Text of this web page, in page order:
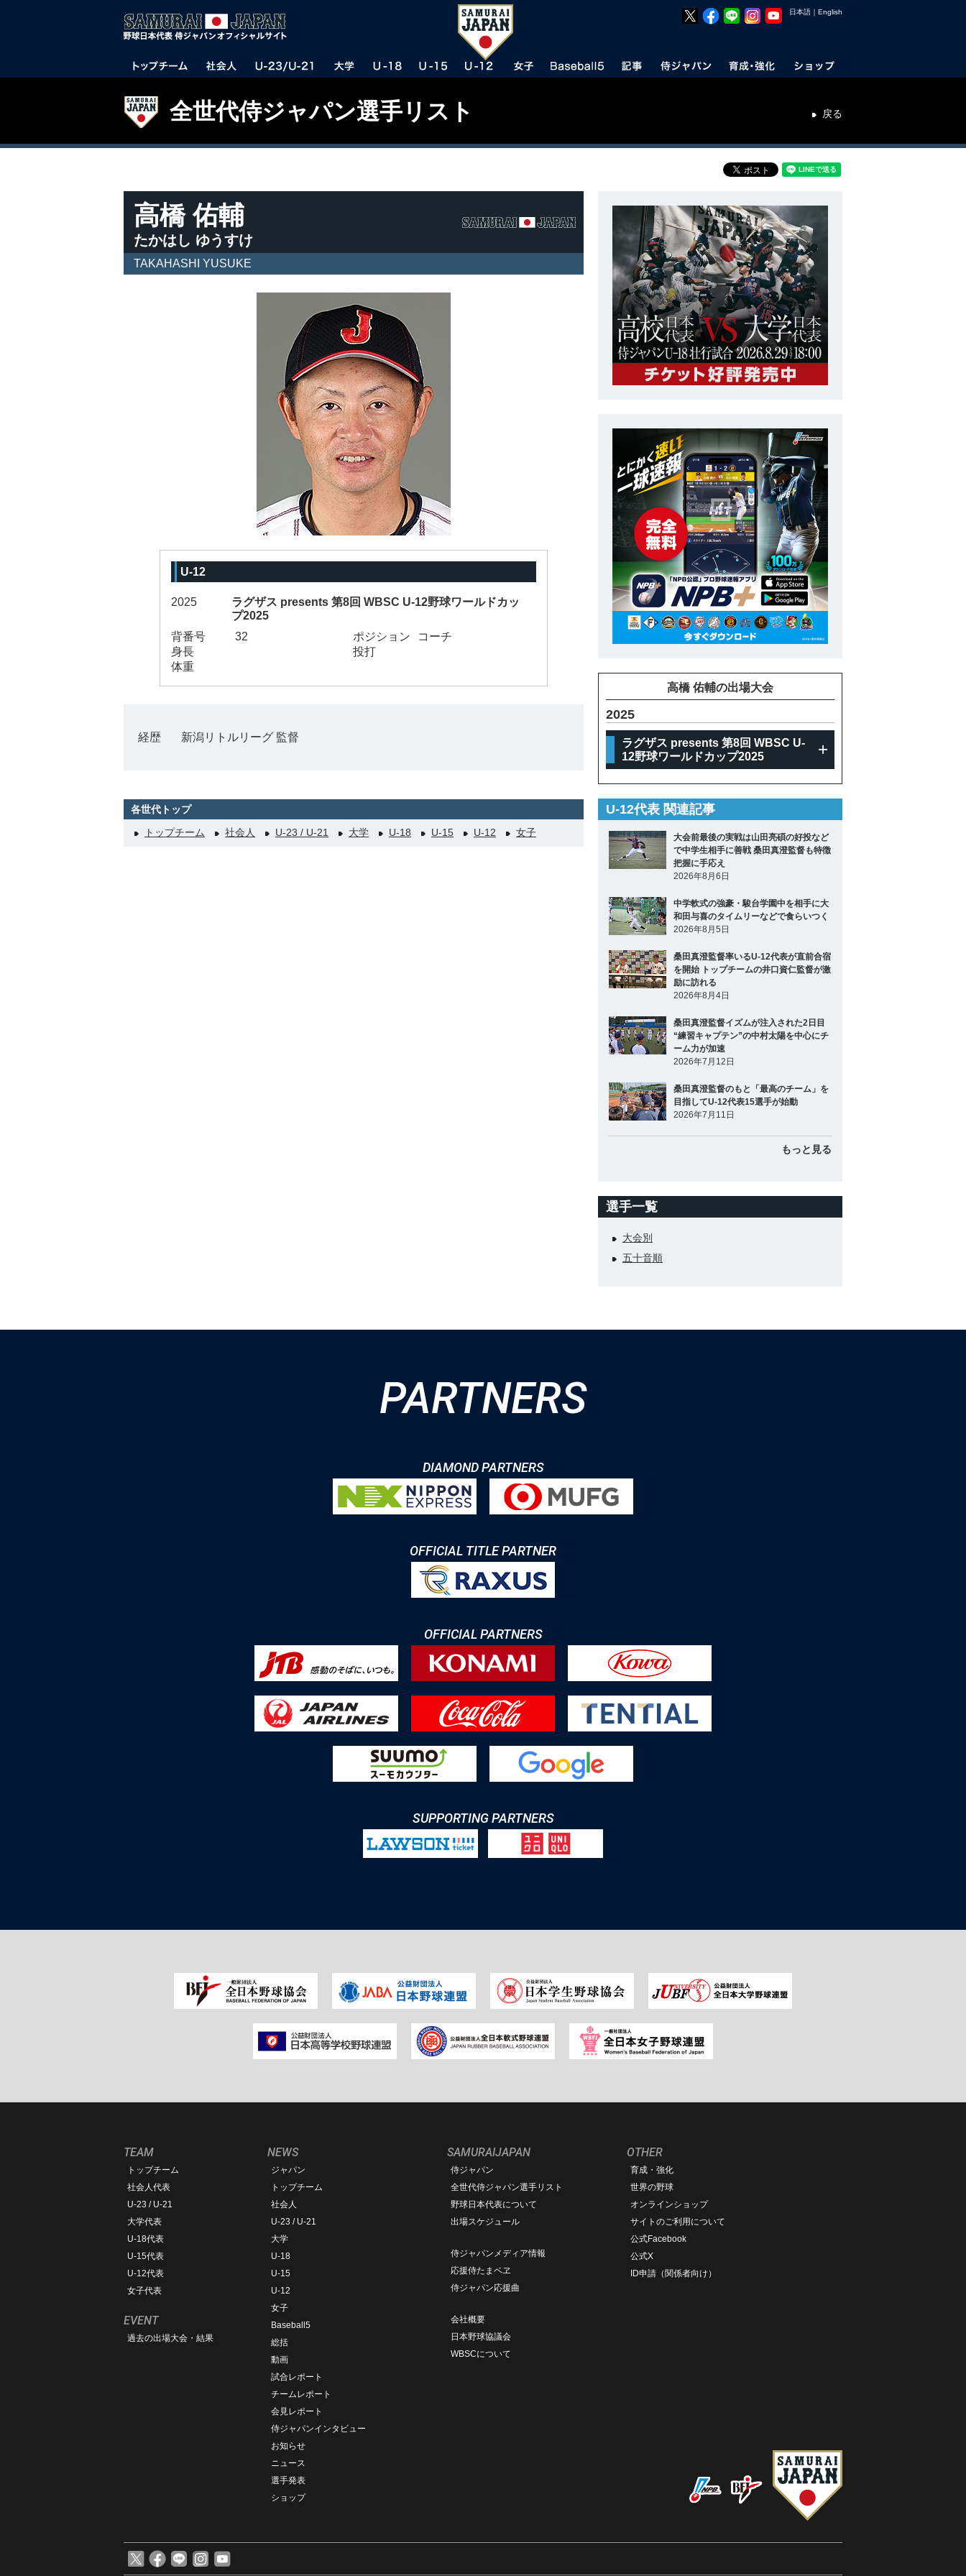
日本語 ｜ English
全世代侍ジャパン選手リスト 戻る
高橋 佑輔
たかはし ゆうすけ
TAKAHASHI YUSUKE
U-12
2025
ラグザス presents 第8回 WBSC U-12野球ワールドカッ
プ2025
背番号
32 ポジション
コーチ
身長
投打
体重
経歴 新潟リトルリーグ 監督
各世代トップ
トップチーム
社会人 U-23 / U-21 大学 U-18 U-15 U-12 女子
高橋 佑輔の出場大会
2025
ラグザス presents 第8回 WBSC U-
12野球ワールドカップ2025
U-12代表 関連記事
大会前最後の実戦は山田亮碩の好投など
で中学生相手に善戦 桑田真澄監督も特徴
把握に手応え
2026年8月6日
中学軟式の強豪・駿台学園中を相手に大
和田与喜のタイムリーなどで食らいつく
2026年8月5日
桑田真澄監督率いるU-12代表が直前合宿
を開始 トップチームの井口資仁監督が激
励に訪れる
2026年8月4日
桑田真澄監督イズムが注入された2日目
“練習キャプテン”の中村太陽を中心にチ
ーム力が加速
2026年7月12日
桑田真澄監督のもと「最高のチーム」を
目指してU-12代表15選手が始動
2026年7月11日
もっと見る
選手一覧
大会別
五十音順
PARTNERS
DIAMOND PARTNERS
OFFICIAL TITLE PARTNER
OFFICIAL PARTNERS
SUPPORTING PARTNERS
TEAM
トップチーム
社会人代表
U-23 / U-21
大学代表
U-18代表
U-15代表
U-12代表
女子代表
EVENT
過去の出場大会・結果
NEWS
ジャパン
トップチーム
社会人
U-23 / U-21
大学
U-18
U-15
U-12
女子
Baseball5
総括
動画
試合レポート
チームレポート
会見レポート
侍ジャパンインタビュー
お知らせ
ニュース
選手発表
ショップ
SAMURAIJAPAN
侍ジャパン
全世代侍ジャパン選手リスト
野球日本代表について
出場スケジュール
侍ジャパンメディア情報
応援侍たまベヱ
侍ジャパン応援曲
会社概要
日本野球協議会
WBSCについて
OTHER
育成・強化
世界の野球
オンラインショップ
サイトのご利用について
公式Facebook
公式X
ID申請（関係者向け）